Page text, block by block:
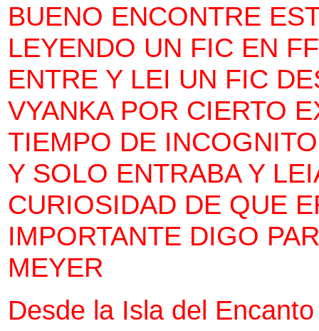
BUENO ENCONTRE
LEYENDO UN FIC EN
ENTRE Y LEI UN FIC
VYANKA POR CIERTO
TIEMPO DE
Y SOLO ENTRABA Y
CURIOSIDAD DE QUE
IMPORTANTE DIGO
MEYER
Desde la Isla del Encanto